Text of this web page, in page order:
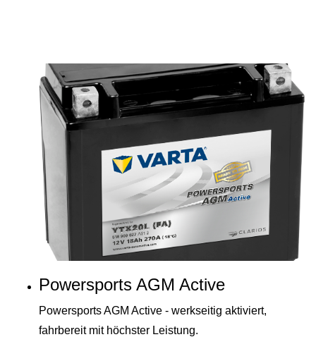
Powersports AGM Active
Powersports AGM Active - werkseitig aktiviert,
fahrbereit mit höchster Leistung.